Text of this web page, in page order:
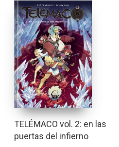
TELÉMACO vol. 2: en las
puertas del infierno